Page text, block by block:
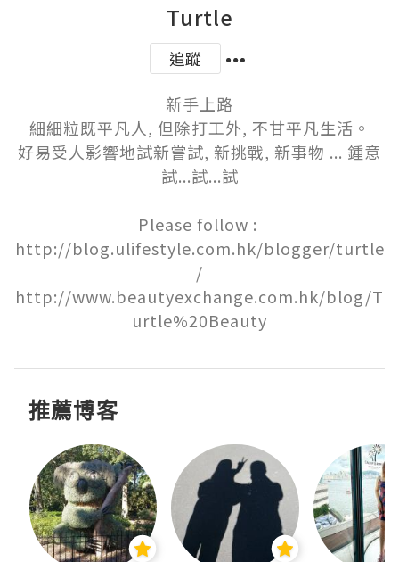
Turtle
追蹤
新手上路
細細粒既平凡人, 但除打工外, 不甘平凡生活。
好易受人影響地試新嘗試, 新挑戰, 新事物 ... 鍾意
試...試...試
Please follow :
http://blog.ulifestyle.com.hk/blogger/turtle
/
http://www.beautyexchange.com.hk/blog/T
urtle%20Beauty
推薦博客